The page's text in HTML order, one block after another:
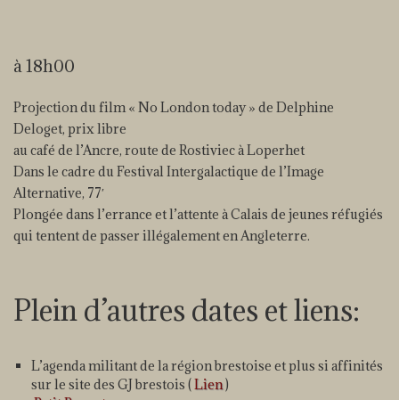
à 18h00
Projection du film « No London today » de Delphine
Deloget, prix libre
au café de l’Ancre, route de Rostiviec à Loperhet
Dans le cadre du Festival Intergalactique de l’Image
Alternative, 77′
Plongée dans l’errance et l’attente à Calais de jeunes réfugiés
qui tentent de passer illégalement en Angleterre.
Plein d’autres dates et liens:
L’agenda militant de la région brestoise et plus si affinités
sur le site des GJ brestois ( Lien)